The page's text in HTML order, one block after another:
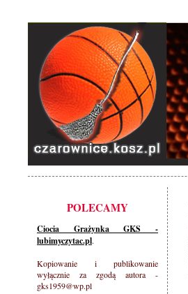
POLECAMY
Ciocia Grażynka GKS -
lubimyczytac.pl.
Kopiowanie i publikowanie
wyłącznie za zgodą autora -
gks1959@wp.pl